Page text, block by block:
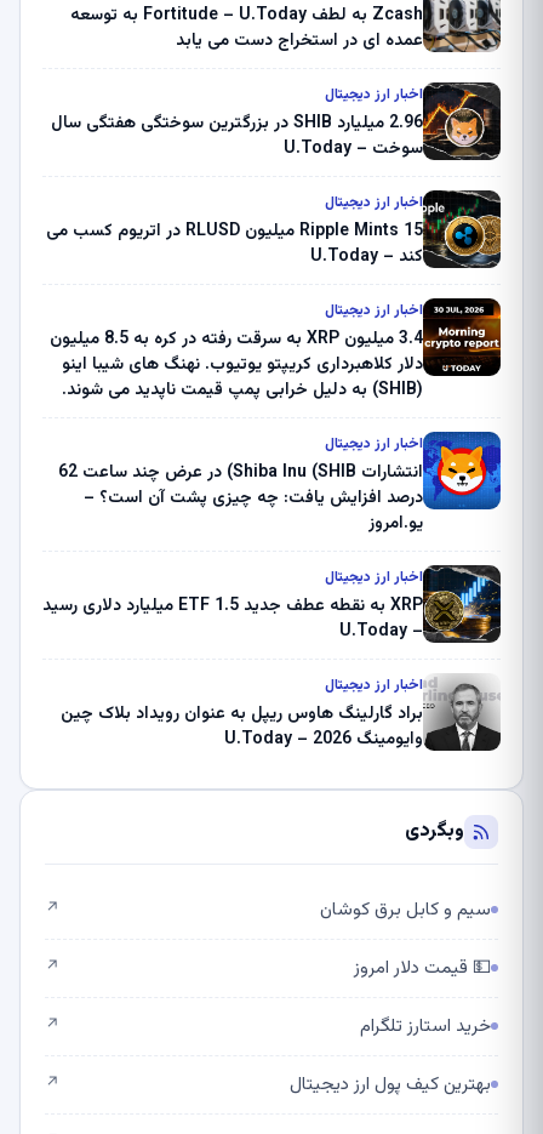
Zcash به لطف Fortitude – U.Today به توسعه
عمده ای در استخراج دست می یابد
اخبار ارز دیجیتال
2.96 میلیارد SHIB در بزرگترین سوختگی هفتگی سال
سوخت – U.Today
اخبار ارز دیجیتال
Ripple Mints 15 میلیون RLUSD در اتریوم کسب می
کند – U.Today
اخبار ارز دیجیتال
3.4 میلیون XRP به سرقت رفته در کره به 8.5 میلیون
دلار کلاهبرداری کریپتو یوتیوب. نهنگ های شیبا اینو
(SHIB) به دلیل خرابی پمپ قیمت ناپدید می شوند.
ثبت کرد – گزارش کریپتو صبح – U.Today
اخبار ارز دیجیتال
انتشارات Shiba Inu (SHIB) در عرض چند ساعت 62
درصد افزایش یافت: چه چیزی پشت آن است؟ –
یو.امروز
اخبار ارز دیجیتال
XRP به نقطه عطف جدید ETF 1.5 میلیارد دلاری رسید
– U.Today
اخبار ارز دیجیتال
براد گارلینگ هاوس ریپل به عنوان رویداد بلاک چین
وایومینگ 2026 – U.Today
وبگردی
سیم و کابل برق کوشان ↗
💵 قیمت دلار امروز ↗
خرید استارز تلگرام ↗
بهترین کیف پول ارز دیجیتال ↗